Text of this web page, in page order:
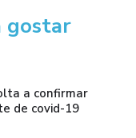
gostar
a confirmar
de covid-19